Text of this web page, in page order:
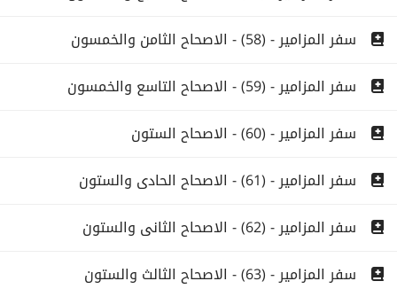
سفر المزامير - (58) - الاصحاح الثامن والخمسون
سفر المزامير - (59) - الاصحاح التاسع والخمسون
سفر المزامير - (60) - الاصحاح الستون
سفر المزامير - (61) - الاصحاح الحادى والستون
سفر المزامير - (62) - الاصحاح الثانى والستون
سفر المزامير - (63) - الاصحاح الثالث والستون